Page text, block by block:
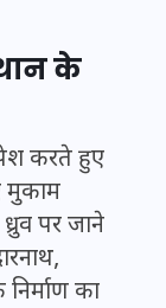
के
करते हुए
मुकाम
पर जाने
का